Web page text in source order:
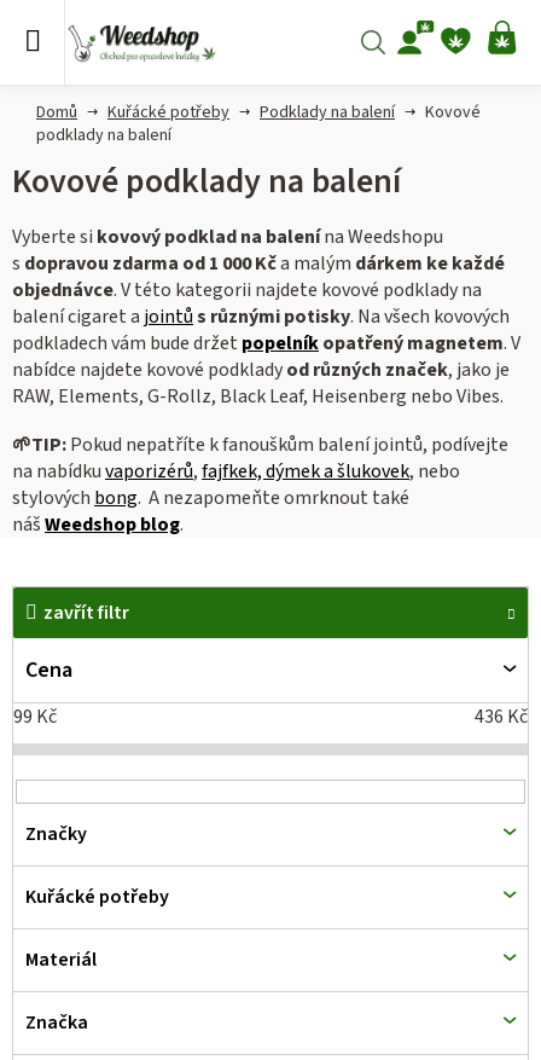
Hledat
Domů Kuřácké potřeby Podklady na balení
Kovové
podklady na balení
Kovové podklady na balení
Vyberte si kovový podklad na balenína Weedshopu
s dopravou zdarma od 1 000 Kča malým dárkem ke každé
objednávce. V této kategorii najdete kovové podklady na
balení cigaret a jointůs různými potisky. Na všech kovových
podkladech vám bude držet popelníkopatřený magnetem. V
nabídce najdete kovové podkladyod různých značek, jako je
RAW, Elements, G-Rollz, Black Leaf, Heisenberg nebo Vibes.
🌱TIP:Pokud nepatříte k fanouškům balení jointů, podívejte
na nabídkuvaporizérů,fajfkek, dýmek a šlukovek, nebo
stylových bong. A nezapomeňte omrknout také
nášWeedshop blog.
zavřít filtr
Cena
99 Kč 436 Kč
Značky
Kuřácké potřeby
Materiál
Značka
V
p
i
s
p
r
o
d
u
k
t
ů